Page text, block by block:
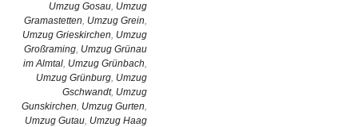
Umzug Gosau, Umzug
Gramastetten, Umzug Grein,
Umzug Grieskirchen, Umzug
Großraming, Umzug Grünau
im Almtal, Umzug Grünbach,
Umzug Grünburg, Umzug
Gschwandt, Umzug
Gunskirchen, Umzug Gurten,
Umzug Gutau, Umzug Haag